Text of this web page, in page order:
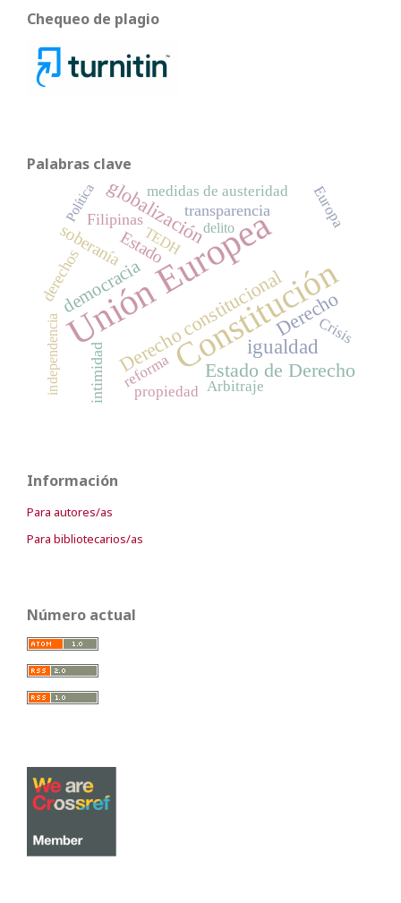
Chequeo de plagio
Palabras clave
Unión Europea
Constitución
igualdad
Estado de Derecho
globalización
Derecho constitucionalDerecho
democracia
Estado
soberanía
transparencia
intimidad
Filipinas
derechos
Crisis
medidas de austeridad
reforma
TEDH
Europa
Arbitraje
propiedad
independencia
Política
delito
Información
Para autores/as
Para bibliotecarios/as
Número actual